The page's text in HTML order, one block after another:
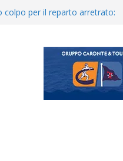
Tourè è un nuovo
del girone I
il ritiro di Cascia: intensità e
chiama questa piazza non